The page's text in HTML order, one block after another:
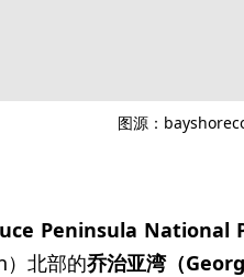
图源：
Peninsula National
北部的乔治亚湾（